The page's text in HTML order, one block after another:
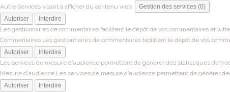
Autre Services visant à afficher du contenu web.
Gestion des services (0)
Autoriser
Interdire
Les gestionnaires de commentaires facilitent le dépôt de vos commentaires et
Commentaires Les gestionnaires de commentaires facilitent le dépôt de vos
Autoriser
Interdire
Les services de mesure d'audience permettent de générer des statistiques de
Mesure d'audience Les services de mesure d'audience permettent de générer
Autoriser
Interdire